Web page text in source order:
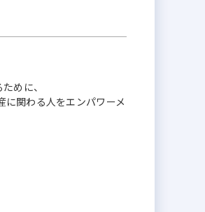
めに、
に関わる人をエンパワーメ